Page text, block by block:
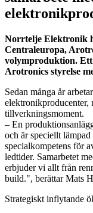
Norrtelje Elektronik
Centraleuropa,
volymproduktion.
Arotronics styrelse
Sedan många år
elektronikproducenter,
tillverkningsmoment.
– En
och är speciellt
specialkompetens för
ledtider. Samarbetet
erbjuder vi allt från
build.", berättar Mats
Strategiskt inflytande